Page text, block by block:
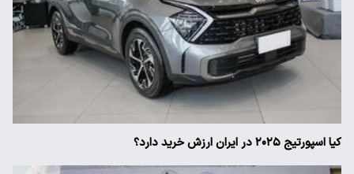
کیا اسپورتیج ۲۰۲۵ در ایران ارزش خرید دارد؟